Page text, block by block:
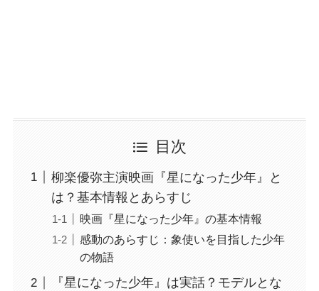
目次
柳楽優弥主演映画『星になった少年』と
は？基本情報とあらすじ
映画『星になった少年』の基本情報
感動のあらすじ：象使いを目指した少年
の物語
『星になった少年』は実話？モデルとな